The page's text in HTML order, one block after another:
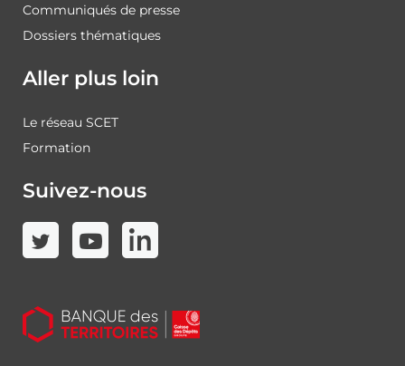
Communiqués de presse
Dossiers thématiques
Aller plus loin
Le réseau SCET
Formation
Suivez-nous